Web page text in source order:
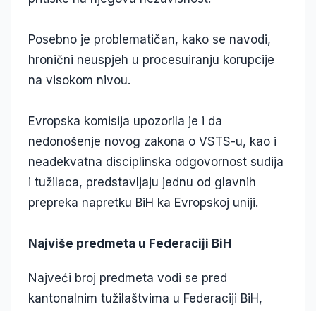
Posebno je problematičan, kako se navodi,
hronični neuspjeh u procesuiranju korupcije
na visokom nivou.
Evropska komisija upozorila je i da
nedonošenje novog zakona o VSTS-u, kao i
neadekvatna disciplinska odgovornost sudija
i tužilaca, predstavljaju jednu od glavnih
prepreka napretku BiH ka Evropskoj uniji.
Najviše predmeta u Federaciji BiH
Najveći broj predmeta vodi se pred
kantonalnim tužilaštvima u Federaciji BiH,